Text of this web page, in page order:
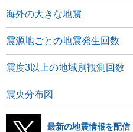
海外の大きな地震
震源地ごとの地震発生回数
震度3以上の地域別観測回数
震央分布図
最新の地震情報を配信